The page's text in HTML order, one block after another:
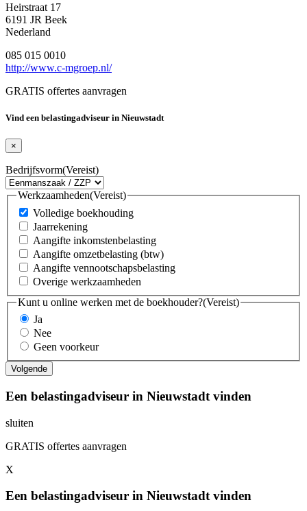
Heirstraat 17
6191 JR Beek
Nederland
085 015 0010
http://www.c-mgroep.nl/
GRATIS offertes aanvragen
Vind een belastingadviseur in Nieuwstadt
×
Bedrijfsvorm(Vereist)
Werkzaamheden(Vereist)
Volledige boekhouding
Jaarrekening
Aangifte inkomstenbelasting
Aangifte omzetbelasting (btw)
Aangifte vennootschapsbelasting
Overige werkzaamheden
Kunt u online werken met de boekhouder?(Vereist)
Ja
Nee
Geen voorkeur
Een belastingadviseur in Nieuwstadt vinden
sluiten
GRATIS offertes aanvragen
X
Een belastingadviseur in Nieuwstadt vinden